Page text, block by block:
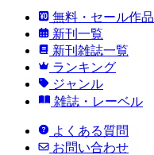
無料・セール作品
新刊一覧
新刊雑誌一覧
ランキング
ジャンル
雑誌・レーベル
よくある質問
お問い合わせ